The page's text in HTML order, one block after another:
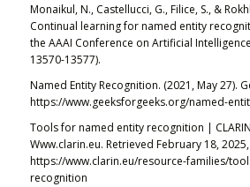
Monaikul, N., Castellucci, G., Filice, S., &
Continual learning for named entity
the AAAI Conference on Artificial Intelligence
13570-13577).
Named Entity Recognition. (2021, May 27).
https://www.geeksforgeeks.org/named-
Tools for named entity recognition | CLARIN
Www.clarin.eu. Retrieved February 18,
https://www.clarin.eu/resource-families/
recognition